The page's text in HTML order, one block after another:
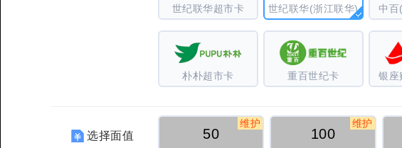
世纪联华超市卡 世纪联华(浙江联华) 中百
朴朴超市卡 重百世纪卡 银座
选择面值 50
维护
100
维护